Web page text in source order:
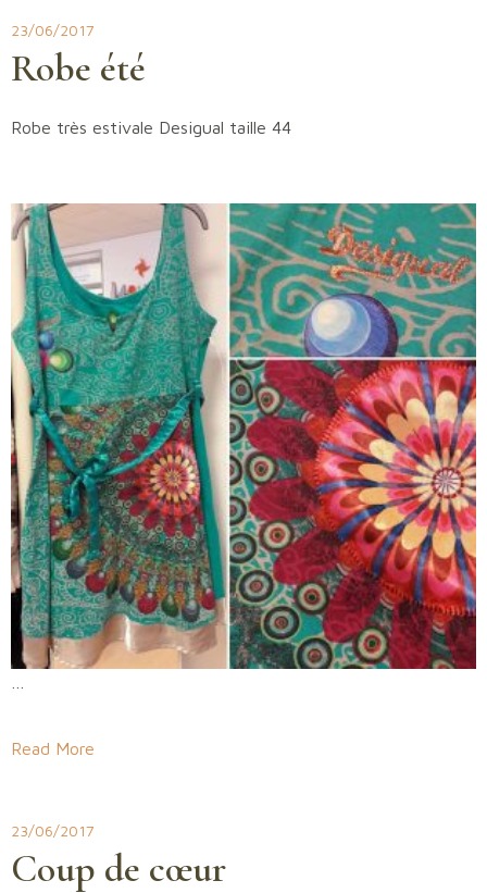
23/06/2017
Robe été
Robe très estivale Desigual taille 44
Read More
23/06/2017
Coup de cœur